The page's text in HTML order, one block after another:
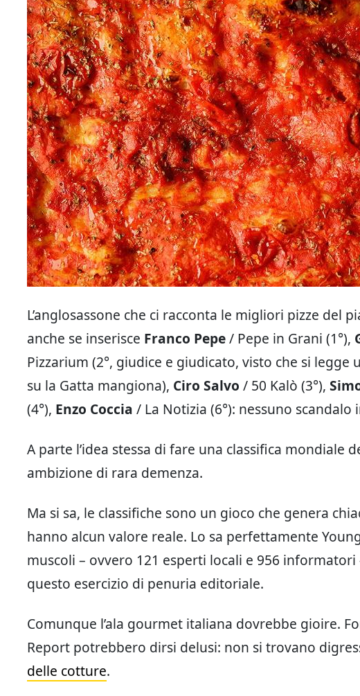
L’anglosassone che ci racconta le migliori pizze del
anche se inserisce Franco Pepe/ Pepe in Grani (1°),
Pizzarium (2°, giudice e giudicato, visto che si legge
su la Gatta mangiona), Ciro Salvo / 50 Kalò (3°),
(4°), Enzo Coccia / La Notizia (6°): nessuno scandalo
A parte l’idea stessa di fare una classifica mondiale
ambizione di rara demenza.
Ma si sa, le classifiche sono un gioco che genera
hanno alcun valore reale. Lo sa perfettamente
muscoli – ovvero 121 esperti locali e 956
questo esercizio di penuria editoriale.
Comunque l’ala gourmet italiana dovrebbe gioire.
Report potrebbero dirsi delusi: non si trovano
delle cotture.